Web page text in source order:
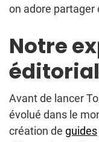
on adore partager
Notre
Avant de lancer
évolué dans le
création de guides